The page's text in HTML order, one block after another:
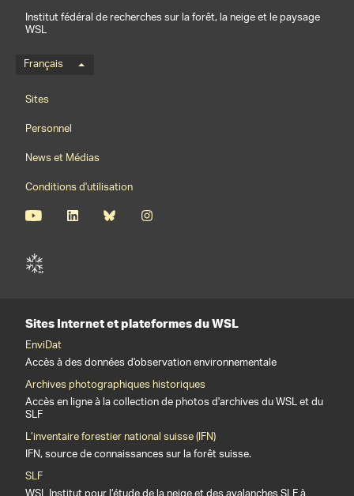
Institut fédéral de recherches sur la forêt, la neige et le paysage
WSL
Menu de langue
Français
Footernavigation
Sites
Personnel
News et Médias
Conditions d'utilisation
Sites Internet et plateformes du WSL
EnviDat
Accès à des données d'observation environnementale
Archives photographiques historiques
Accès en ligne à la collection de photos d'archives du WSL et du
SLF
L’inventaire forestier national suisse (IFN)
IFN, source de connaissances sur la forêt suisse.
SLF